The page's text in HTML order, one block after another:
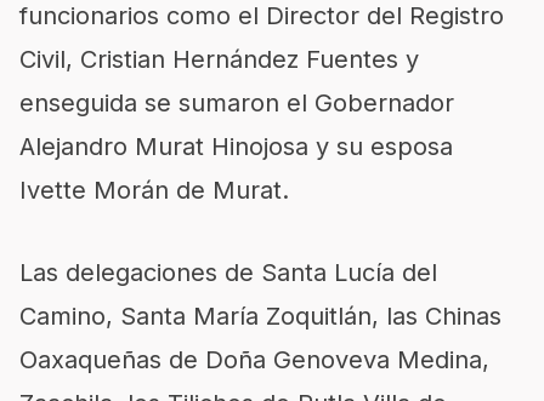
funcionarios como el Director del Registro
Civil, Cristian Hernández Fuentes y
enseguida se sumaron el Gobernador
Alejandro Murat Hinojosa y su esposa
Ivette Morán de Murat.
Las delegaciones de Santa Lucía del
Camino, Santa María Zoquitlán, las Chinas
Oaxaqueñas de Doña Genoveva Medina,